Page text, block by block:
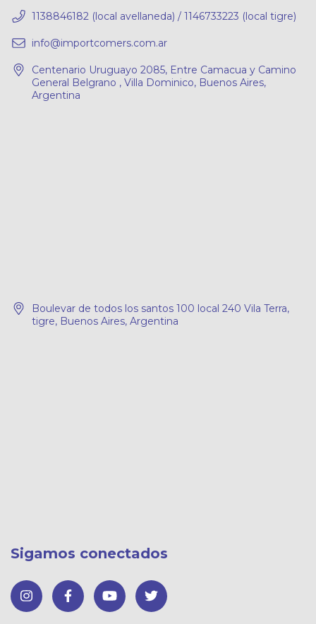
1138846182 (local avellaneda) / 1146733223 (local tigre)
info@importcomers.com.ar
Centenario Uruguayo 2085, Entre Camacua y Camino
General Belgrano , Villa Dominico, Buenos Aires,
Argentina
Boulevar de todos los santos 100 local 240 Vila Terra,
tigre, Buenos Aires, Argentina
Sigamos conectados